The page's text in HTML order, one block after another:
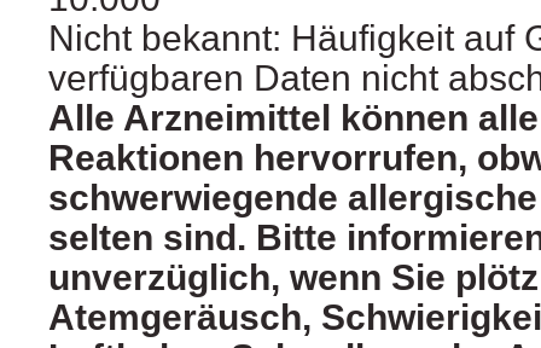
Nicht bekannt: Häufigkeit auf
verfügbaren Daten nicht
Alle Arzneimittel können
Reaktionen hervorrufen,
schwerwiegende
selten sind. Bitte
unverzüglich, wenn Sie
Atemgeräusch,